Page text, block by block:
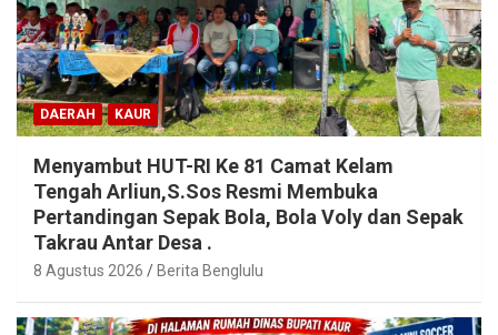
DAERAH KAUR
Menyambut HUT-RI Ke 81 Camat Kelam
Tengah Arliun,S.Sos Resmi Membuka
Pertandingan Sepak Bola, Bola Voly dan Sepak
Takrau Antar Desa .
8 Agustus 2026 Berita Benglulu